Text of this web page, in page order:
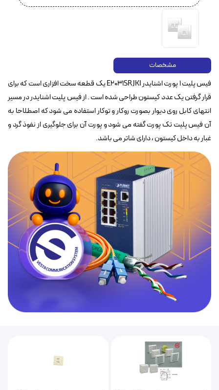
مشخصات
فیس پلیت 1 پورت اشنایدر E2031SRJKI یک قطعه سخت افزاری است که برای
قرار گرفتن یک عدد کیستون طراحی شده است . از فیس پلیت اشنایدر در مسیر
انتهای کابل روی دیوار بصورت روکار و توکار استفاده می شود که اصطلاحا به
آن فیس پلیت تک پورت گفته می شود و پورت آن برای جلوگیری از نفوذ گرد و
غبار به داخل کیستون ، دارای شاتر می باشد.